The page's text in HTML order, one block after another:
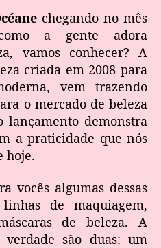
chegando no mês
a gente adora
vamos conhecer? A
criada em 2008 para
vem trazendo
o mercado de beleza
lançamento demonstra
a praticidade que nós
hoje.
vocês algumas dessas
de maquiagem,
de beleza. A
são duas: um